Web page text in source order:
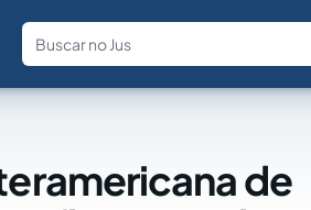
Fale com a IA
de